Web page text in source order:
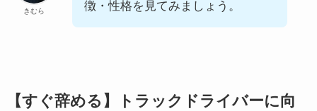
きむら
徴・性格を見てみましょう。
【すぐ辞める】トラックドライバーに向